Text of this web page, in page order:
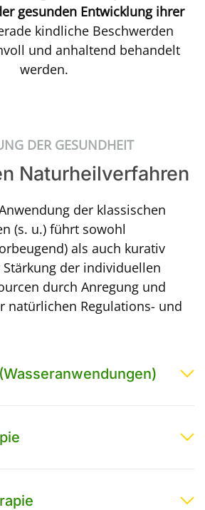
gesunden Entwicklung ihrer
kindliche Beschwerden
und anhaltend behandelt
werden.
DER GESUNDHEIT
Naturheilverfahren
der klassischen
(s. u.) führt sowohl
als auch kurativ
der individuellen
durch Anregung und
natürlichen Regulations- und